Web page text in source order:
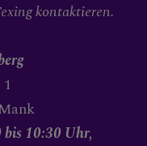
LINKS
kontaktieren.
10:30 Uhr,